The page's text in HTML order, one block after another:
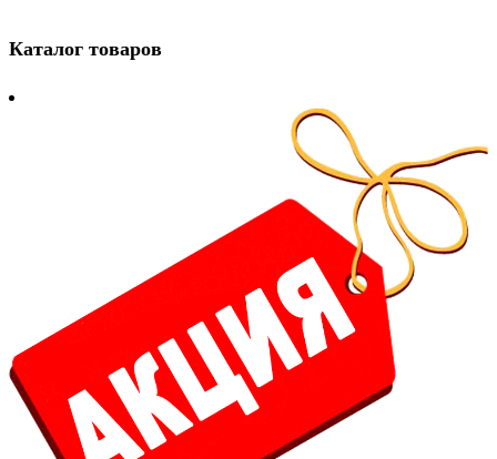
Каталог товаров